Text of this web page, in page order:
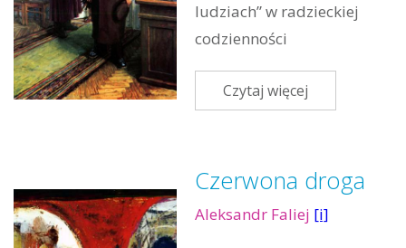
ludziach” w radzieckiej
codzienności
Czytaj więcej
Czerwona droga
Aleksandr Faliej [i]